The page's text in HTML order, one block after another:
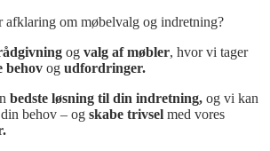
afklaring om møbelvalg og indretning?
og valg af møbler, hvor vi tager
behov og udfordringer.
bedste løsning til din indretning, og vi kan
behov – og skabe trivsel med vores